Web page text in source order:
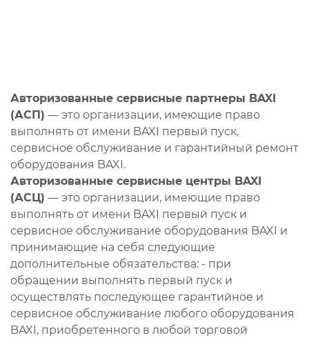
Авторизованные сервисные партнеры BAXI
(АСП) — это организации, имеющие право
выполнять от имени BAXI первый пуск,
сервисное обслуживание и гарантийный ремонт
оборудования BAXI.
Авторизованные сервисные центры BAXI
(АСЦ) — это организации, имеющие право
выполнять от имени BAXI первый пуск и
сервисное обслуживание оборудования BAXI и
принимающие на себя следующие
дополнительные обязательства: - при
обращении выполнять первый пуск и
осуществлять последующее гарантийное и
сервисное обслуживание любого оборудования
BAXI, приобретенного в любой торговой